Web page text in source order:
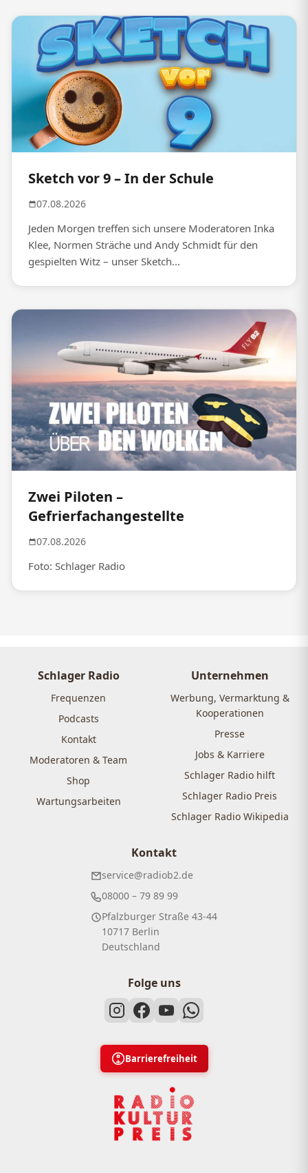
Sketch vor 9 – In der Schule
07.08.2026
Jeden Morgen treffen sich unsere Moderatoren Inka
Klee, Normen Sträche und Andy Schmidt für den
gespielten Witz – unser Sketch...
Zwei Piloten –
Gefrierfachangestellte
07.08.2026
Foto: Schlager Radio
Schlager Radio
Frequenzen
Podcasts
Kontakt
Moderatoren & Team
Shop
Wartungsarbeiten
Unternehmen
Werbung, Vermarktung &
Kooperationen
Presse
Jobs & Karriere
Schlager Radio hilft
Schlager Radio Preis
Schlager Radio Wikipedia
Kontakt
service@radiob2.de
08000 – 79 89 99
Pfalzburger Straße 43-44
10717 Berlin
Deutschland
Folge uns
Barrierefreiheit